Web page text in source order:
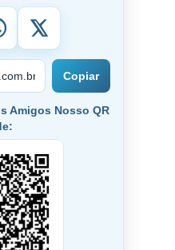
Copiar
Amigos Nosso QR